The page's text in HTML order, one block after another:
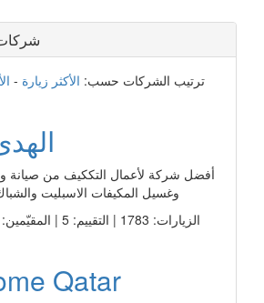
شركات
ترتيب الشركات حسب: الأكثر زيارة -
أفضل شركة لأعمال التككيف من صيانة
وغسيل المكيفات الاسبليت
الزيارات: 1783 | التقييم: 5 | المقيّمين: 5 | المدينة
Qatar